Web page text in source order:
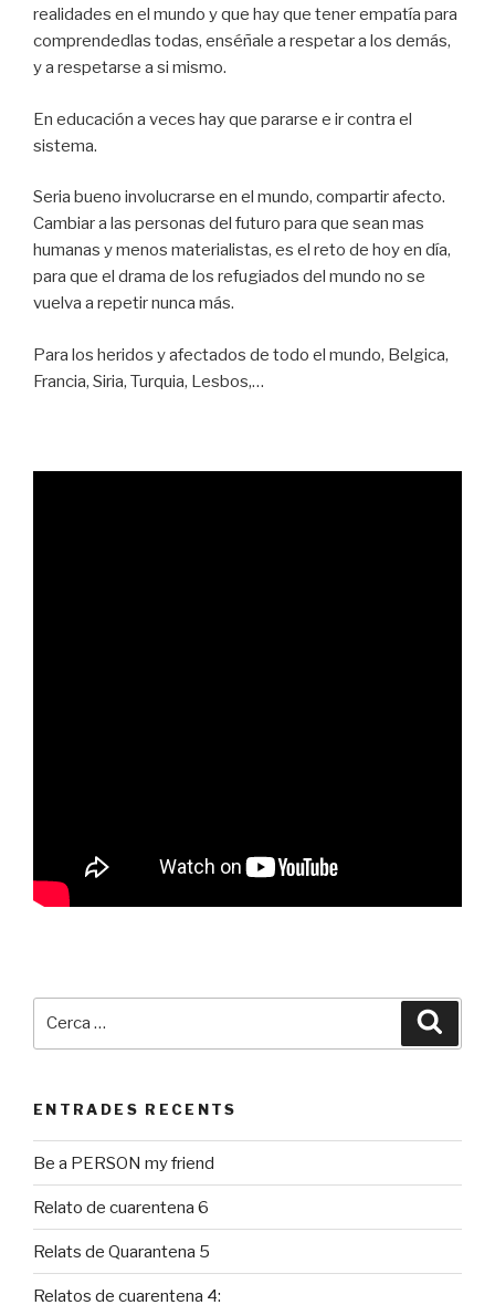
realidades en el mundo y que hay que tener empatía para
comprendedlas todas, enséñale a respetar a los demás,
y a respetarse a si mismo.
En educación a veces hay que pararse e ir contra el
sistema.
Seria bueno involucrarse en el mundo, compartir afecto.
Cambiar a las personas del futuro para que sean mas
humanas y menos materialistas, es el reto de hoy en día,
para que el drama de los refugiados del mundo no se
vuelva a repetir nunca más.
Para los heridos y afectados de todo el mundo, Belgica,
Francia, Siria, Turquia, Lesbos,…
ENTRADES RECENTS
Be a PERSON my friend
Relato de cuarentena 6
Relats de Quarantena 5
Relatos de cuarentena 4: